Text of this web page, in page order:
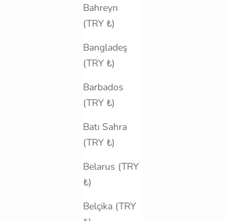
Bahreyn
(TRY ₺)
Bangladeş
(TRY ₺)
Barbados
(TRY ₺)
Batı Sahra
(TRY ₺)
Belarus (TRY
₺)
Belçika (TRY